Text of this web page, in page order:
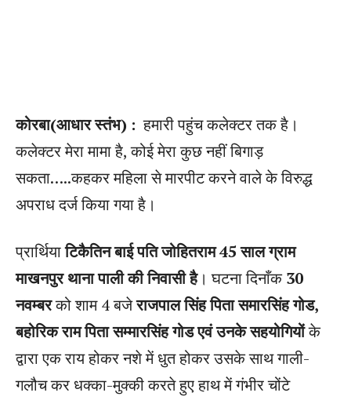
कोरबा(आधार स्तंभ) : हमारी पहुंच कलेक्टर तक है।
कलेक्टर मेरा मामा है, कोई मेरा कुछ नहीं बिगाड़
सकता…..कहकर महिला से मारपीट करने वाले के विरुद्ध
अपराध दर्ज किया गया है।
प्रार्थियाटिकैतिन बाई पति जोहितराम 45 साल ग्राम
माखनपुर थाना पाली की निवासी है। घटना दिनाँक30
नवम्बरको शाम 4 बजेराजपाल सिंह पिता समारसिंह गोड,
बहोरिक राम पिता सम्मारसिंह गोड एवं उनके सहयोगियोंके
द्वारा एक राय होकर नशे में धुत होकर उसके साथ गाली-
गलौच कर धक्का-मुक्की करते हुए हाथ में गंभीर चोंटे